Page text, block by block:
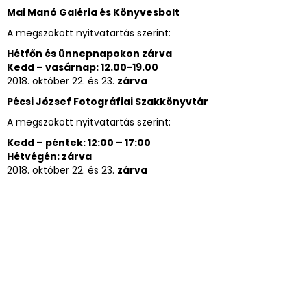
Mai Manó Galéria és Könyvesbolt
A megszokott nyitvatartás szerint:
Hétfőn és ünnepnapokon zárva
Kedd – vasárnap: 12.00-19.00
2018. október 22. és 23. zárva
Pécsi József Fotográfiai Szakkönyvtár
A megszokott nyitvatartás szerint:
Kedd – péntek: 12:00 – 17:00
Hétvégén: zárva
2018. október 22. és 23. zárva